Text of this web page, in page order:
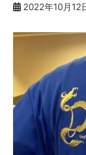
2022年10月12